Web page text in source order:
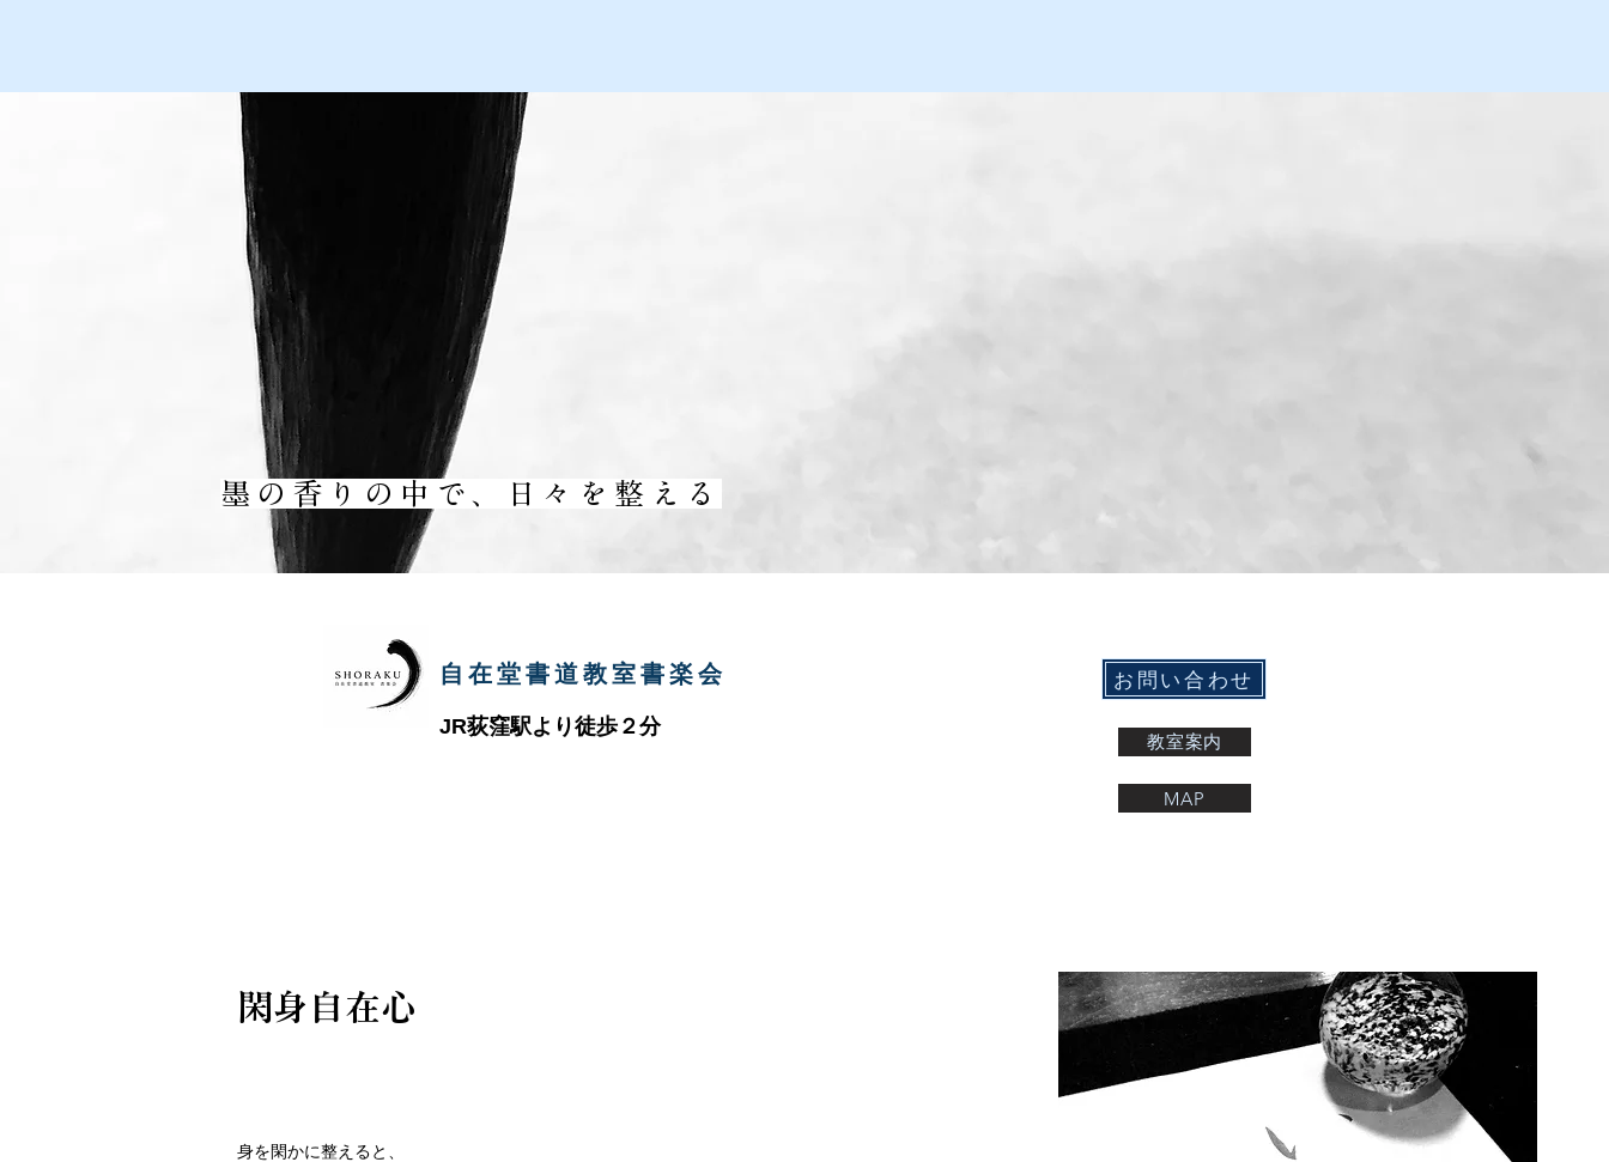
​墨の香りの中で、日々を整える
​自在堂書道教室書楽会
​JR荻窪駅より徒歩２分
お問い合わせ
教室案内
MAP
閑身自在心
身を閑かに整えると、